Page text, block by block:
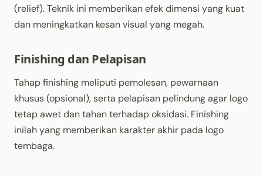
(relief). Teknik ini memberikan efek dimensi yang kuat
dan meningkatkan kesan visual yang megah.
Finishing dan Pelapisan
Tahap finishing meliputi pemolesan, pewarnaan
khusus (opsional), serta pelapisan pelindung agar logo
tetap awet dan tahan terhadap oksidasi. Finishing
inilah yang memberikan karakter akhir pada logo
tembaga.